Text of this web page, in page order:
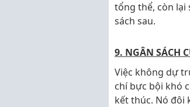
tổng thể, còn lại
sách sau.
9. NGÂN SÁCH
Việc không dự
chí bực bội khó
kết thúc. Nó đôi